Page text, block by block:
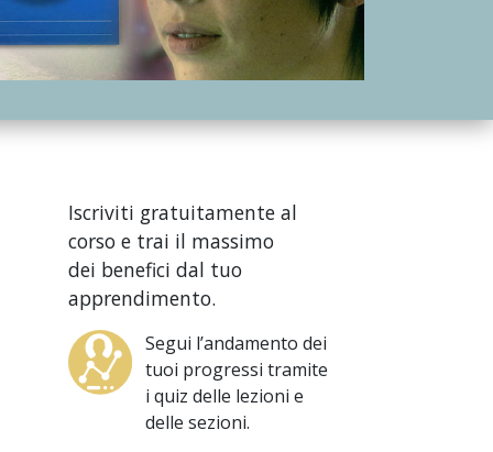
Iscriviti gratuitamente al
corso e trai il massimo
dei benefici dal tuo
apprendimento.
Segui l’andamento dei
tuoi progressi tramite
i quiz delle lezioni e
delle sezioni.